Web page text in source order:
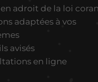
adroit de la loi
adaptées à vos
avisés
en ligne